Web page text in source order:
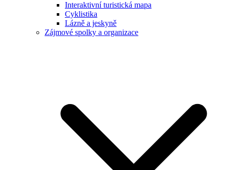
Interaktivní turistická mapa
Cyklistika
Lázně a jeskyně
Zájmové spolky a organizace